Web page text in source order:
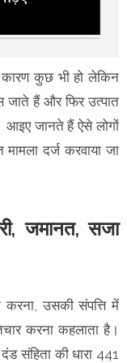
कारण कुछ भी हो लेकिन
हैं और फिर उत्पात
जानते हैं ऐसे लोगों
दर्ज करवाया जा
जमानत, सजा
करना, उसकी संपत्ति में
करना कहलाता है।
संहिता की धारा 441